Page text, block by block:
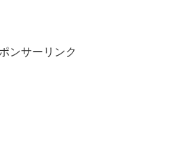
ンサーリンク